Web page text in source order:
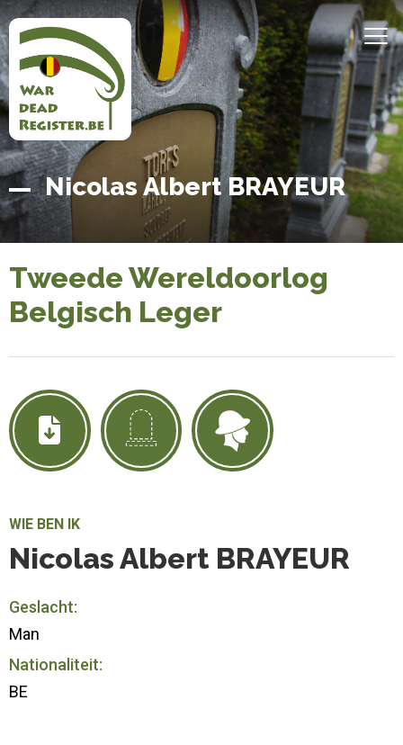
Overslaan
en
naar
de
inhoud
gaan
Home
Belgian
War
Dead
Register
Nicolas Albert BRAYEUR
Tweede Wereldoorlog
Belgisch Leger
WIE BEN IK
Nicolas Albert BRAYEUR
Geslacht:
Man
Nationaliteit:
BE